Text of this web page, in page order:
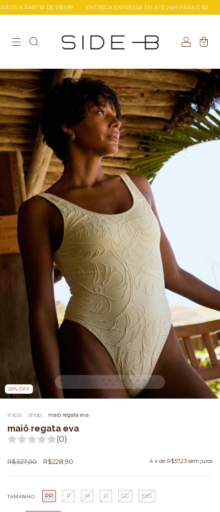
A PARTIR DE R$499 ENTREGA EXPRESSA EM ATÉ 24H PARA O RJ
0
30% OFF
Início . shop . maiô regata eva
maiô regata eva
(0)
R$327,00 R$228,90 4 x de R$57,23 sem juros
TAMANHO PP P M G GG EXG